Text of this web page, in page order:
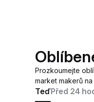
Prozkoumejte
market makerů
TeďPřed 24